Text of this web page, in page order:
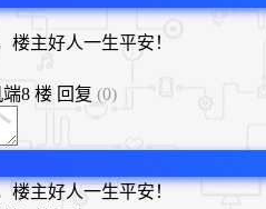
楼主好人一生平安！
端8 楼 回复 (0)
楼主好人一生平安！